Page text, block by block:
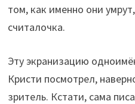
том, как именно они
считалочка.
Эту экранизацию
Кристи посмотрел,
зритель. Кстати, сама